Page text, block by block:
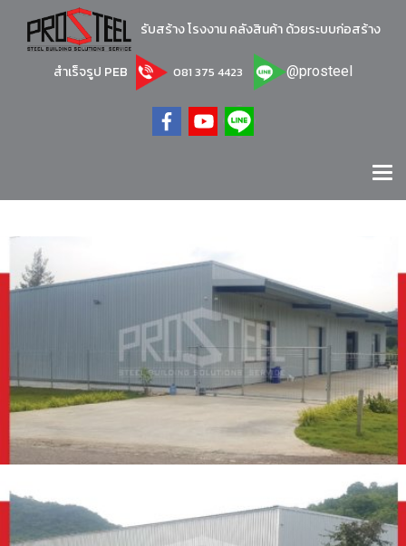
รับสร้าง โรงงาน คลังสินค้า ด้วยระบบก่อสร้าง
สำเร็จรูป PEB 081 375 4423 @prosteel